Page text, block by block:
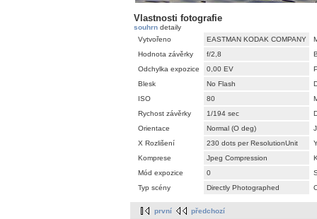
Vlastnosti fotografie
souhrn detaily
Vytvořeno
EASTMAN KODAK COMPANY
Hodnota závěrky
f/2,8
Odchylka expozice
0,00 EV
Blesk
No Flash
ISO
80
Rychost závěrky
1/194 sec
Orientace
Normal (O deg)
X Rozlišení
230 dots per ResolutionUnit
Komprese
Jpeg Compression
Mód expozice
0
Typ scény
Directly Photographed
první předchozí